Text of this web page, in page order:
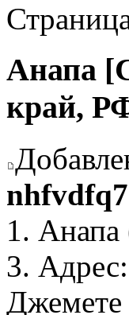
Анапа
край,
1. Анапа
3.
Джемете